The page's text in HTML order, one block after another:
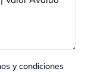
y condiciones